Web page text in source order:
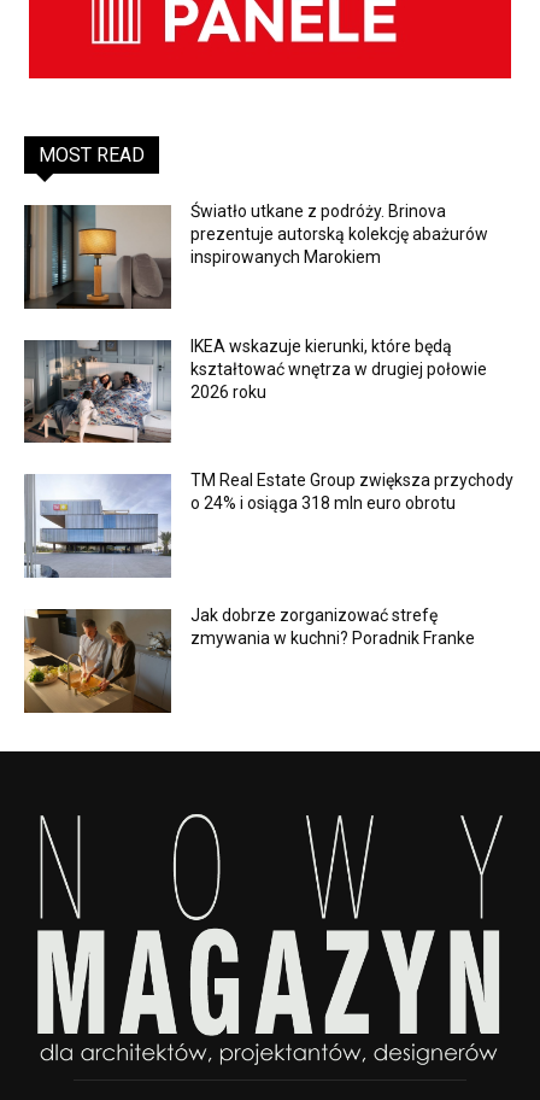
MOST READ
Światło utkane z podróży. Brinova
prezentuje autorską kolekcję abażurów
inspirowanych Marokiem
IKEA wskazuje kierunki, które będą
kształtować wnętrza w drugiej połowie
2026 roku
TM Real Estate Group zwiększa przychody
o 24% i osiąga 318 mln euro obrotu
Jak dobrze zorganizować strefę
zmywania w kuchni? Poradnik Franke